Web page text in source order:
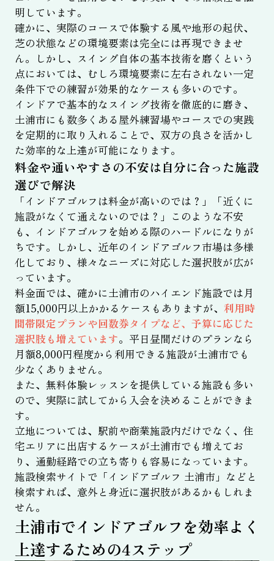
明しています。
確かに、実際のコースで体験する風や地形の起伏、
芝の状態などの環境要素は完全には再現できませ
ん。しかし、スイング自体の基本技術を磨くという
点においては、むしろ環境要素に左右されない一定
条件下での練習が効果的なケースも多いのです。
インドアで基本的なスイング技術を徹底的に磨き、
土浦市にも数多くある屋外練習場やコースでの実践
を定期的に取り入れることで、双方の良さを活かし
た効率的な上達が可能になります。
料金や通いやすさの不安は自分に合った施設
選びで解決
「インドアゴルフは料金が高いのでは？」「近くに
施設がなくて通えないのでは？」このような不安
も、インドアゴルフを始める際のハードルになりが
ちです。しかし、近年のインドアゴルフ市場は多様
化しており、様々なニーズに対応した選択肢が広が
っています。
料金面では、確かに土浦市のハイエンド施設では月
額15,000円以上かかるケースもありますが、 利用時
間帯限定プランや回数券タイプなど、予算に応じた
選択肢も増えています。平日昼間だけのプランなら
月額8,000円程度から利用できる施設が土浦市でも
少なくありません。
また、無料体験レッスンを提供している施設も多い
ので、実際に試してから入会を決めることができま
す。
立地については、駅前や商業施設内だけでなく、住
宅エリアに出店するケースが土浦市でも増えてお
り、通勤経路での立ち寄りも容易になっています。
施設検索サイトで「インドアゴルフ 土浦市」などと
検索すれば、意外と身近に選択肢があるかもしれま
せん。
土浦市でインドアゴルフを効率よく
上達するための4ステップ